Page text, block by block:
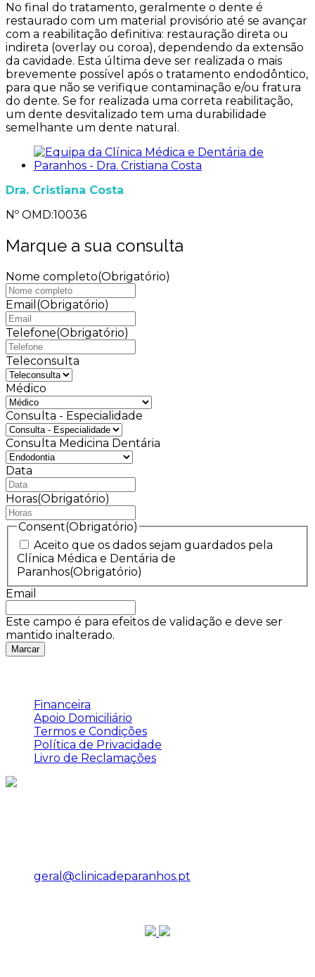
No final do tratamento, geralmente o dente é
restaurado com um material provisório até se avançar
com a reabilitação definitiva: restauração direta ou
indireta (overlay ou coroa), dependendo da extensão
da cavidade. Esta última deve ser realizada o mais
brevemente possível após o tratamento endodôntico,
para que não se verifique contaminação e/ou fratura
do dente. Se for realizada uma correta reabilitação,
um dente desvitalizado tem uma durabilidade
semelhante um dente natural.
Dra. Cristiana Costa
Nº OMD:10036
Marque a sua consulta
Nome completo(Obrigatório)
Email (Obrigatório)
Telefone(Obrigatório)
Teleconsulta
Médico
Consulta - Especialidade
Consulta Medicina Dentária
Data
DD
barra
AAAA
Horas(Obrigatório)
Consent(Obrigatório)
Aceito que os dados sejam guardados pela
Clínica Médica e Dentária de
Paranhos(Obrigatório)
Email
Este campo é para efeitos de validação e deve ser
mantido inalterado.
Financeira
Apoio Domiciliário
Termos e Condições
Política de Privacidade
Livro de Reclamações
geral@clinicadeparanhos.pt